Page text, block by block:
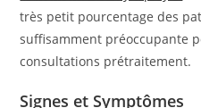
très petit pourcentage des
suffisamment préoccupante
consultations prétraitement.
Signes et Symptômes